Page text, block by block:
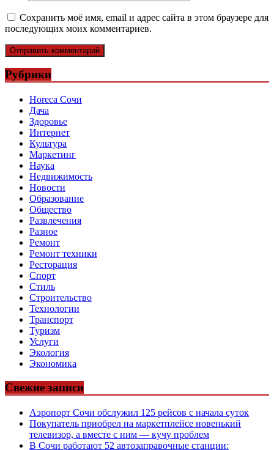
Сохранить моё имя, email и адрес сайта в этом браузере для
последующих моих комментариев.
Рубрики
Horeca Сочи
Дача
Здоровье
Интернет
Культура
Маркетинг
Наука
Недвижимость
Новости
Образование
Общество
Развлечения
Разное
Ремонт
Ремонт техники
Ресторация
Спорт
Стиль
Строительство
Технологии
Транспорт
Туризм
Услуги
Экология
Экономика
Свежие записи
Аэропорт Сочи обслужил 125 рейсов с начала суток
Покупатель приобрел на маркетплейсе новенький
телевизор, а вместе с ним — кучу проблем
В Сочи работают 52 автозаправочные станции: